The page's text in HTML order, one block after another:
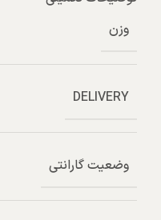
وزن
DELIVERY
وضعیت گارانتی